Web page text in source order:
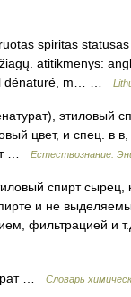
spiritas statusas
atitikmenys:
dénaturé, m… …
этиловый
цвет, и спец. в
…
Естествознание.
спирт сырец, к
и не
фильтрацией и
… Cловарь